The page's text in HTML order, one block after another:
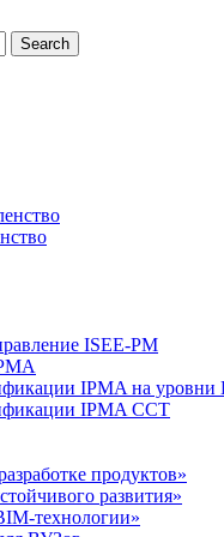
Search
ISEE-PM
IPMA на уровни
IPMA CCT
продуктов»
развития»
технологии»